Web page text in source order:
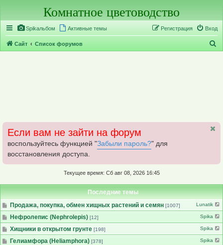
Комнатное цветоводство
Spikальбом Активные темы Вход
Регистрация
Сайт Список форумов
Если вам не зайти на форум
воспользуйтесь функцией "Забыли пароль?" для
восстановления доступа.
Текущее время: Сб авг 08, 2026 16:45
Последние темы
Продажа, покупка, обмен хищных растений и семян[1007] Lunatik
Нефролепис (Nephrolepis)[12] Spika
Хищники в открытом грунте[198] Spika
Гелиамфора (Heliamphora)[378] Spika